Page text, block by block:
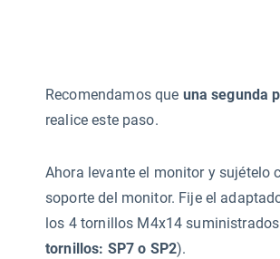
Recomendamos que una segunda
realice este paso.
Ahora levante el monitor y sujételo
soporte del monitor. Fije el
los 4 tornillos M4x14
tornillos: SP7 o SP2).